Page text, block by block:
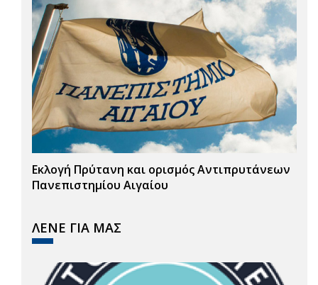
Εκλογή Πρύτανη και ορισμός Αντιπρυτάνεων
Πανεπιστημίου Αιγαίου
ΛΕΝΕ ΓΙΑ ΜΑΣ